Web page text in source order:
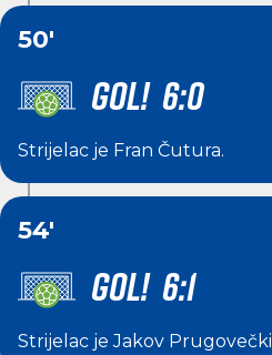
50'
GOL! 6:0
Strijelac je Fran Čutura.
54'
GOL! 6:1
Strijelac jeJakov Prugovečki